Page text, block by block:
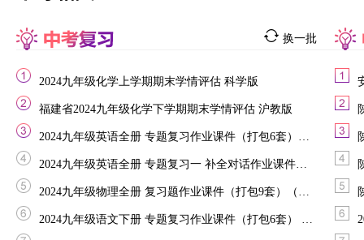
换一批
2024九年级化学上学期期末学情评估 科学版
福建省2024九年级化学下学期期末学情评估 沪教版
2024九年级英语全册 专题复习作业课件（打包6套）（新版）人教新目标版
2024九年级英语全册 专题复习一 补全对话作业课件（新版）人教新目标版
2024九年级物理全册 复习题作业课件（打包9套）（新版）新人教版
2024九年级语文下册 专题复习作业课件（打包6套） 新人教版